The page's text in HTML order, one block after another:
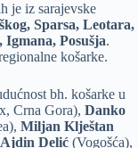
je iz sarajevske
Sparsa, Leotara,
Posušja.
košarke.
bh. košarke u
Crna Gora), Danko
Miljan Klještan
Ajdin Delić (Vogošća),